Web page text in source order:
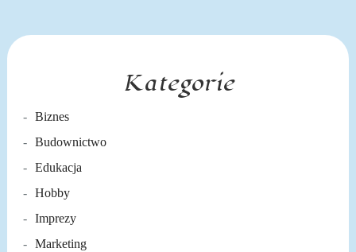
Kategorie
Biznes
Budownictwo
Edukacja
Hobby
Imprezy
Marketing